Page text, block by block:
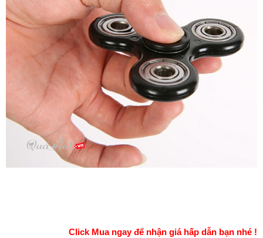
Click Mua ngay để nhận giá hấp dẫn bạn nhé !